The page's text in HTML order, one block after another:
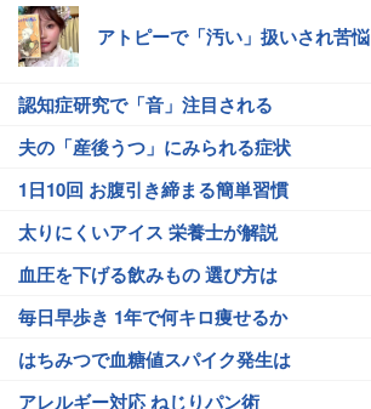
アトピーで「汚い」扱いされ苦悩
認知症研究で「音」注目される
夫の「産後うつ」にみられる症状
1日10回 お腹引き締まる簡単習慣
太りにくいアイス 栄養士が解説
血圧を下げる飲みもの 選び方は
毎日早歩き 1年で何キロ痩せるか
はちみつで血糖値スパイク発生は
アレルギー対応 ねじりパン術